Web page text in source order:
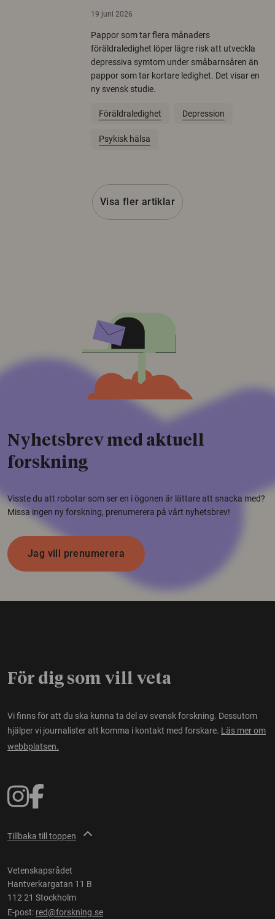
19 juni 2026
Pappor som tar flera månaders
föräldraledighet löper lägre risk att utveckla
depressiva symtom under småbarnsåren än
pappor som tar kortare ledighet. Det visar en
ny svensk studie.
Föräldraledighet Depression
Psykisk hälsa
Visa fler artiklar
Nyhetsbrev med aktuell
forskning
Visste du att robotar som ser en i ögonen är lättare att snacka med?
Missa ingen ny forskning, prenumerera på vårt nyhetsbrev!
Jag vill prenumerera
För dig som vill veta
Vi finns för att du ska kunna ta del av svensk forskning. Dessutom
hjälper vi journalister att komma i kontakt med forskare. Läs mer om
webbplatsen.
Tillbaka till toppen
Vetenskapsrådet
Hantverkargatan 11 B
112 21 Stockholm
E-post: red@forskning.se